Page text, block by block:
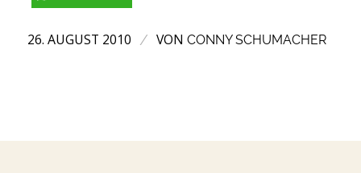
26. AUGUST 2010 / VON CONNY SCHUMACHER